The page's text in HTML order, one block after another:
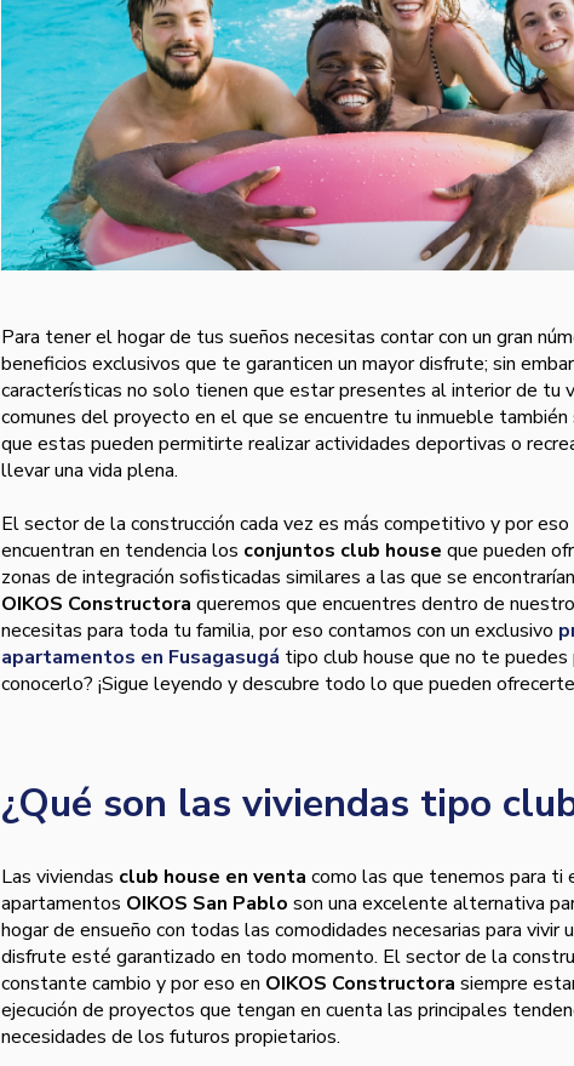
Para tener el hogar de tus sueños necesitas contar con un gran
beneficios exclusivos que te garanticen un mayor disfrute; sin
características no solo tienen que estar presentes al interior de tu
comunes del proyecto en el que se encuentre tu inmueble
que estas pueden permitirte realizar actividades deportivas o
llevar una vida plena.
El sector de la construcción cada vez es más competitivo y por
encuentran en tendencia los conjuntos club house que pueden
zonas de integración sofisticadas similares a las que se
OIKOS Constructora queremos que encuentres dentro de
necesitas para toda tu familia, por eso contamos con un exclusivo
apartamentos en Fusagasugá tipo club house que no te puedes
conocerlo? ¡Sigue leyendo y descubre todo lo que pueden
¿Qué son las viviendas tipo
Las viviendas club house en venta como las que tenemos para ti
apartamentos OIKOS San Pablo son una excelente alternativa
hogar de ensueño con todas las comodidades necesarias para vivir
disfrute esté garantizado en todo momento. El sector de la
constante cambio y por eso en OIKOS Constructora siempre
ejecución de proyectos que tengan en cuenta las principales
necesidades de los futuros propietarios.